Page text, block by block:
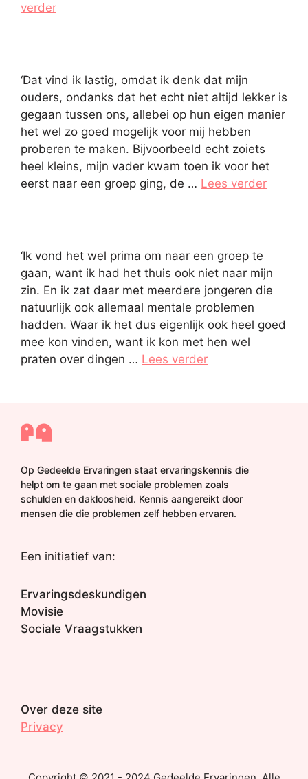
verder
‘Dat vind ik lastig, omdat ik denk dat mijn
ouders, ondanks dat het echt niet altijd lekker is
gegaan tussen ons, allebei op hun eigen manier
het wel zo goed mogelijk voor mij hebben
proberen te maken. Bijvoorbeeld echt zoiets
heel kleins, mijn vader kwam toen ik voor het
eerst naar een groep ging, de … Lees verder
‘Ik vond het wel prima om naar een groep te
gaan, want ik had het thuis ook niet naar mijn
zin. En ik zat daar met meerdere jongeren die
natuurlijk ook allemaal mentale problemen
hadden. Waar ik het dus eigenlijk ook heel goed
mee kon vinden, want ik kon met hen wel
praten over dingen … Lees verder
Op Gedeelde Ervaringen staat ervaringskennis die
helpt om te gaan met sociale problemen zoals
schulden en dakloosheid. Kennis aangereikt door
mensen die die problemen zelf hebben ervaren.
Een initiatief van:
Ervaringsdeskundigen
Movisie
Sociale Vraagstukken
Over deze site
Privacy